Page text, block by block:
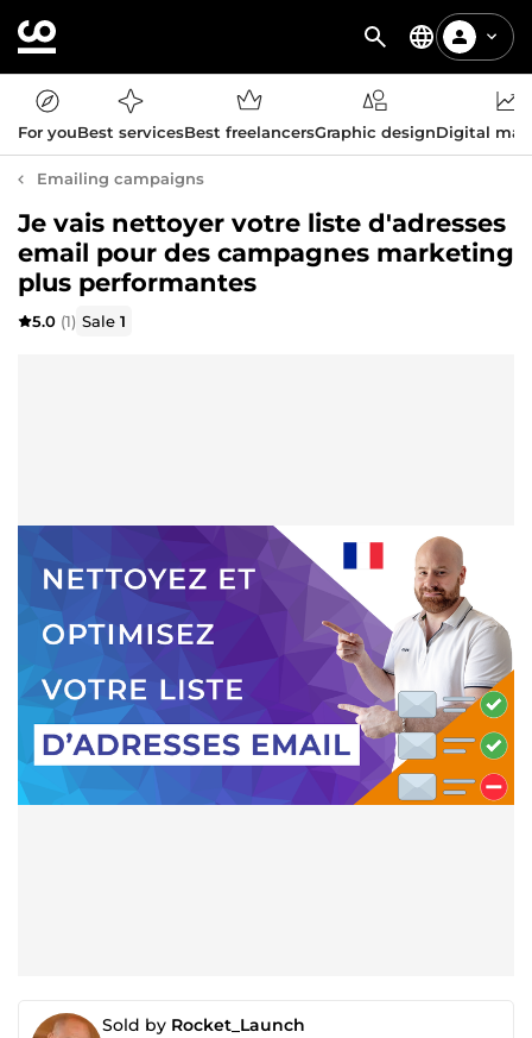
For youBest servicesBest freelancersGraphic designDigital
Emailing campaigns
Je vais nettoyer votre liste d'adresses
email pour des campagnes marketing
plus performantes
5.0 (1) Sale1
Sold by Rocket_Launch